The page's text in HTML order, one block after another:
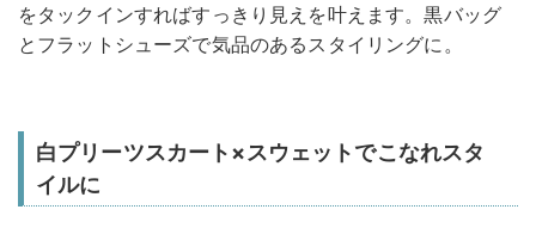
をタックインすればすっきり見えを叶えます。黒バッグ
とフラットシューズで気品のあるスタイリングに。
白プリーツスカート×スウェットでこなれスタ
イルに